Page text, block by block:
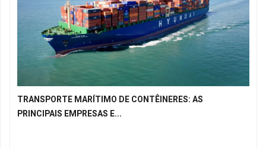
TRANSPORTE MARÍTIMO DE CONTÊINERES: AS
PRINCIPAIS EMPRESAS E...